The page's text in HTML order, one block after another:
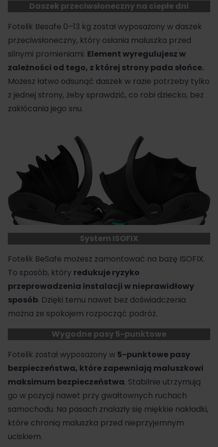
Daszek przeciwsłoneczny na ciepłe dni
Fotelik Besafe 0–13 kg został wyposażony w daszek
przeciwsłoneczny, który osłania maluszka przed
silnymi promieniami. Element wyregulujesz w
zależności od tego, z której strony pada słońce.
Możesz łatwo odsunąć daszek w razie potrzeby tylko
z jednej strony, żeby sprawdzić, co robi dziecko, bez
zakłócania jego snu.
System ISOFIX
Fotelik BeSafe możesz zamontować na bazę ISOFIX.
To sposób, który redukuje ryzyko
przeprowadzenia instalacji w nieprawidłowy
sposób. Dzięki temu nawet bez doświadczenia
można ze spokojem rozpocząć podróż.
Wygodne pasy 5-punktowe
Fotelik został wyposażony w 5-punktowe pasy
bezpieczeństwa, które zapewniają maluszkowi
maksimum bezpieczeństwa. Stabilnie utrzymują
go w pozycji nawet przy gwałtownych ruchach
samochodu. Na pasach znalazły się miękkie nakładki,
które chronią maluszka przed nieprzyjemnym
uciskiem.